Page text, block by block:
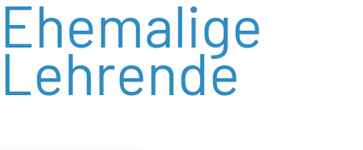
zum
Inhalt
Ehemalige
Lehrende